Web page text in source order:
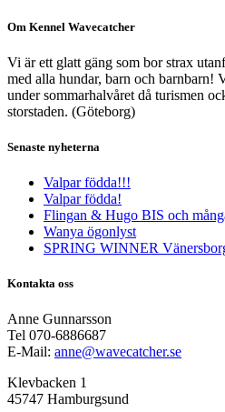
Om Kennel Wavecatcher
Vi är ett glatt gäng som bor strax
med alla hundar, barn och barnbarn!
under sommarhalvåret då turismen
storstaden. (Göteborg)
Senaste nyheterna
Valpar födda!!!
Valpar födda!
Flingan & Hugo BIS och
Wanya ögonlyst
SPRING WINNER
Kontakta oss
Anne Gunnarsson
Tel 070-6886687
E-Mail: anne@wavecatcher.se
Klevbacken 1
45747 Hamburgsund